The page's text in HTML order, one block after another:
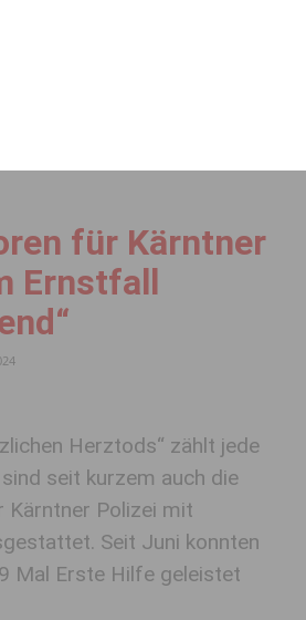
für Kärntner
Ernstfall
Herztods“ zählt jede
seit kurzem auch die
Kärntner Polizei mit
Seit Juni konnten
Mal Erste Hilfe geleistet